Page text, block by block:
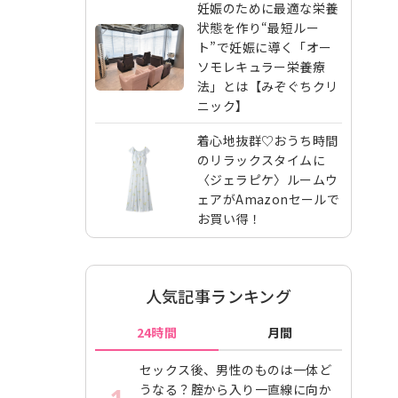
妊娠のために最適な栄養
状態を作り“最短ルー
ト”で妊娠に導く「オー
ソモレキュラー栄養療
法」とは【みぞぐちクリ
ニック】
着心地抜群♡おうち時間
のリラックスタイムに
〈ジェラピケ〉ルームウ
ェアがAmazonセールで
お買い得！
人気記事ランキング
24時間 月間
セックス後、男性のものは一体ど
うなる？腟から入り一直線に向か